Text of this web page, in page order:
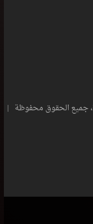
2026، جميع الحقوق محفوظة |